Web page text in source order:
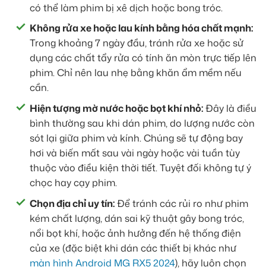
có thể làm phim bị xê dịch hoặc bong tróc.
Không rửa xe hoặc lau kính bằng hóa chất mạnh:
Trong khoảng 7 ngày đầu, tránh rửa xe hoặc sử
dụng các chất tẩy rửa có tính ăn mòn trực tiếp lên
phim. Chỉ nên lau nhẹ bằng khăn ẩm mềm nếu
cần.
Hiện tượng mờ nước hoặc bọt khí nhỏ:Đây là điều
bình thường sau khi dán phim, do lượng nước còn
sót lại giữa phim và kính. Chúng sẽ tự động bay
hơi và biến mất sau vài ngày hoặc vài tuần tùy
thuộc vào điều kiện thời tiết. Tuyệt đối không tự ý
chọc hay cạy phim.
Chọn địa chỉ uy tín:Để tránh các rủi ro như phim
kém chất lượng, dán sai kỹ thuật gây bong tróc,
nổi bọt khí, hoặc ảnh hưởng đến hệ thống điện
của xe (đặc biệt khi dán các thiết bị khác như
màn hình Android MG RX5 2024), hãy luôn chọn